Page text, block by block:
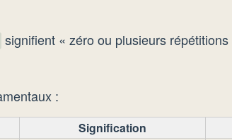
signifient « zéro ou plusieurs répétitions
:
Signification